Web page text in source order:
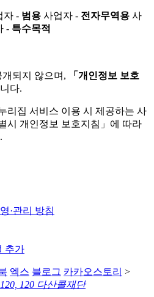
자 - 범용 사업자 - 전자무역용 사
- 특수목적
되지 않으며,
「개인정보 보호
다.
리집 서비스 이용 시 제공하는 사
시 개인정보 보호지침」에 따라
·관리 방침
추가
엑스 블로그 카카오스토리 >
120 다산콜재단